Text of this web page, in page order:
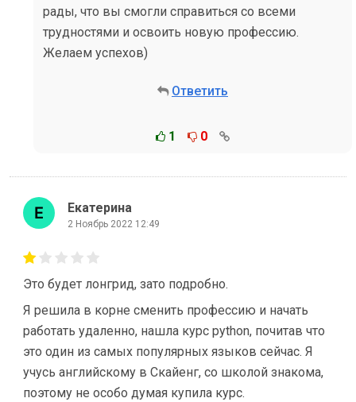
рады, что вы смогли справиться со всеми
трудностями и освоить новую профессию.
Желаем успехов)
Ответить
1 0
Екатерина
2 Ноябрь 2022 12:49
Это будет лонгрид, зато подробно.
Я решила в корне сменить профессию и начать
работать удаленно, нашла курс python, почитав что
это один из самых популярных языков сейчас. Я
учусь английскому в Скайенг, со школой знакома,
поэтому не особо думая купила курс.